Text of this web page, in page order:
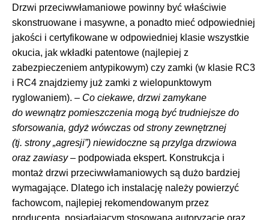
Drzwi przeciwwłamaniowe powinny być właściwie
skonstruowane i masywne, a ponadto mieć odpowiedniej
jakości i certyfikowane w odpowiedniej klasie wszystkie
okucia, jak wkładki patentowe (najlepiej z
zabezpieczeniem antypikowym) czy zamki (w klasie RC3
i RC4 znajdziemy już zamki z wielopunktowym
ryglowaniem). – Co ciekawe, drzwi zamykane
do wewnątrz pomieszczenia mogą być trudniejsze do
sforsowania, gdyż wówczas od strony zewnętrznej
(tj. strony „agresji”) niewidoczne są przylga drzwiowa
oraz zawiasy– podpowiada ekspert. Konstrukcja i
montaż drzwi przeciwwłamaniowych są dużo bardziej
wymagające. Dlatego ich instalację należy powierzyć
fachowcom, najlepiej rekomendowanym przez
producenta, posiadającym stosowaną autoryzację oraz